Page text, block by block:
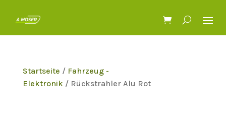
Startseite / Fahrzeug -
Elektronik / Rückstrahler Alu Rot